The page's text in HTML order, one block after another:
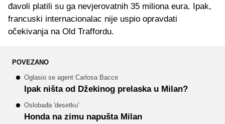
đavoli platili su ga nevjerovatnih 35 miliona eura. Ipak,
francuski internacionalac nije uspio opravdati
očekivanja na Old Traffordu.
POVEZANO
Oglasio se agent Carlosa Bacce
Ipak ništa od Džekinog prelaska u Milan?
Oslobađa 'desetku'
Honda na zimu napušta Milan